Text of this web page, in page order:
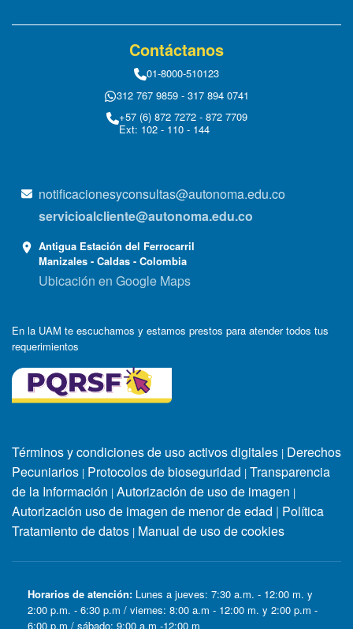
Contáctanos
01-8000-510123
312 767 9859 - 317 894 0741
+57 (6) 872 7272 - 872 7709
Ext: 102 - 110 - 144
notificacionesyconsultas@autonoma.edu.co
servicioalcliente@autonoma.edu.co
Antigua Estación del Ferrocarril
Manizales - Caldas - Colombia
Ubicación en Google Maps
En la UAM te escuchamos y estamos prestos para atender todos tus
requerimientos
Términos y condiciones de uso activos digitales | Derechos
Pecuniarios | Protocolos de bioseguridad | Transparencia
de la Información | Autorización de uso de imagen |
Autorización uso de imagen de menor de edad | Política
Tratamiento de datos | Manual de uso de cookies
Horarios de atención: Lunes a jueves: 7:30 a.m. - 12:00 m. y
2:00 p.m. - 6:30 p.m / viernes: 8:00 a.m - 12:00 m. y 2:00 p.m -
6:00 p.m / sábado: 9:00 a.m -12:00 m